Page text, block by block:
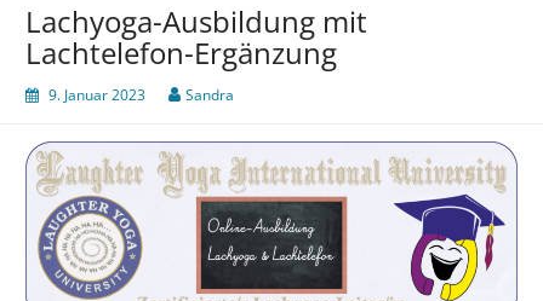
Lachyoga-Ausbildung mit
Lachtelefon-Ergänzung
9. Januar 2023 Sandra